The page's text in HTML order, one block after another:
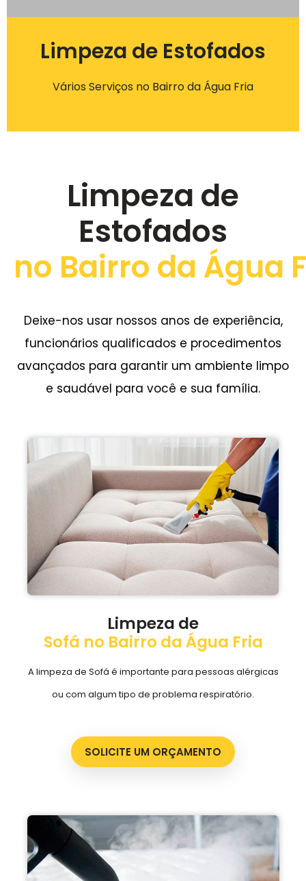
Limpeza de Estofados
Vários Serviços no Bairro da Água Fria
Limpeza de
Estofados
no Bairro da Água
Deixe-nos usar nossos anos de experiência,
funcionários qualificados e procedimentos
avançados para garantir um ambiente limpo
e saudável para você e sua família.
Limpeza de
Sofá no Bairro da Água Fria
A limpeza de Sofá é importante para pessoas alérgicas
ou com algum tipo de problema respiratório.
SOLICITE UM ORÇAMENTO